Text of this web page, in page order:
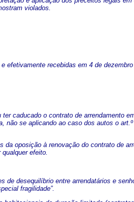
violados.
efetivamente recebidas em 4 de
caducado o contrato de arrendamento
se aplicando ao caso dos autos o art.º
oposição à renovação do contrato de
efeito.
de desequilíbrio entre arrendatários e
fragilidade”.